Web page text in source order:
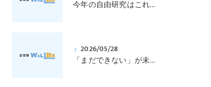
今年の自由研究はこれで決まり！科学探偵になって指紋の謎を解き明かそう！｜元中学高校教員で私立学校の放課後校内塾を経営する西宮・今津の習いごと教室＆自習塾WillBe
2026/05/28
「まだできない」が未来を変える―キャロル・ドゥエックの成長マインドセットとは？｜元中学高校教員で私立学校の放課後校内塾を経営する西宮・今津の習いごと教室＆自習塾WillBe